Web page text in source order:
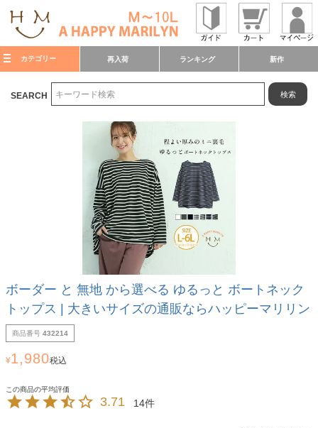
カテゴリー 再入荷 ランキング 新作
SEARCH 検索
ボーダー と 無地 から選べる ゆるっと ボートネック
トップス | 大きいサイズの通販ならハッピーマリリン
商品番号 432214
¥1,980税込
3.71 14